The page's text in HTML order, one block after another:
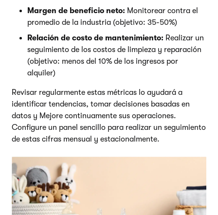
Margen de beneficio neto: Monitorear contra el
promedio de la industria (objetivo: 35-50%)
Relación de costo de mantenimiento: Realizar un
seguimiento de los costos de limpieza y reparación
(objetivo: menos del 10% de los ingresos por
alquiler)
Revisar regularmente estas métricas lo ayudará a
identificar tendencias, tomar decisiones basadas en
datos y Mejore continuamente sus operaciones.
Configure un panel sencillo para realizar un seguimiento
de estas cifras mensual y estacionalmente.